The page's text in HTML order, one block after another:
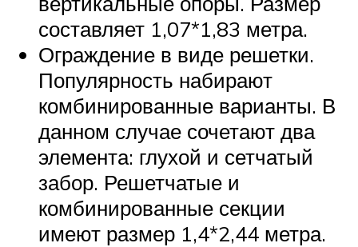
составляет 1,07*1,83 метра.
Ограждение в виде решетки.
Популярность набирают
комбинированные варианты. В
данном случае сочетают два
элемента: глухой и сетчатый
забор. Решетчатые и
комбинированные секции
имеют размер 1,4*2,44 метра.